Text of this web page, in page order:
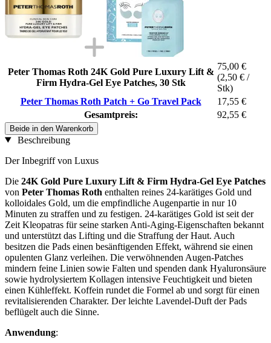
Peter Thomas Roth 24K Gold Pure Luxury Lift &
Firm Hydra-Gel Eye Patches, 30 Stk
75,00 €
(2,50 € /
Stk)
Peter Thomas Roth Patch + Go Travel Pack
17,55 €
Gesamtpreis:
92,55 €
Beide in den Warenkorb
Beschreibung
Der Inbegriff von Luxus
Die 24K Gold Pure Luxury Lift & Firm Hydra-Gel Eye Patches
von Peter Thomas Roth enthalten reines 24-karätiges Gold und
kolloidales Gold, um die empfindliche Augenpartie in nur 10
Minuten zu straffen und zu festigen. 24-karätiges Gold ist seit der
Zeit Kleopatras für seine starken Anti-Aging-Eigenschaften bekannt
und unterstützt das Lifting und die Straffung der Haut. Auch
besitzen die Pads einen besänftigenden Effekt, während sie einen
opulenten Glanz verleihen. Die verwöhnenden Augen-Patches
mindern feine Linien sowie Falten und spenden dank Hyaluronsäure
sowie hydrolysiertem Kollagen intensive Feuchtigkeit und bieten
einen Kühleffekt. Koffein rundet die Formel ab und sorgt für einen
revitalisierenden Charakter. Der leichte Lavendel-Duft der Pads
beflügelt auch die Sinne.
Anwendung: